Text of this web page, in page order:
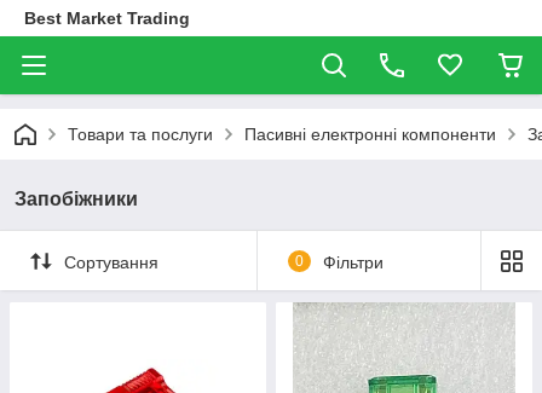
Best Market Trading
Товари та послуги Пасивні електронні компоненти
Запобіжники
Сортування 0 Фільтри